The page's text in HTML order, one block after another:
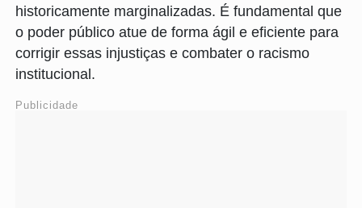
historicamente marginalizadas. É fundamental que
o poder público atue de forma ágil e eficiente para
corrigir essas injustiças e combater o racismo
institucional.
Publicidade